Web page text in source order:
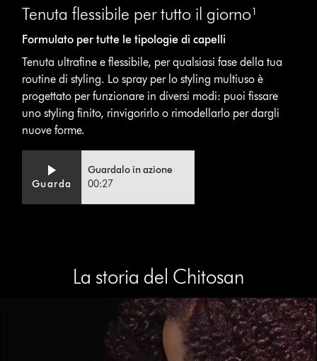
Tenuta flessibile per tutto il giorno¹
Formulato per tutte le tipologie di capelli
Tenuta ultrafine e flessibile, per qualsiasi fase della tua
routine di styling. Lo spray per lo styling multiuso è
progettato per funzionare in diversi modi: puoi fissare
uno styling finito, rinvigorirlo o rimodellarlo per dargli
nuove forme.
Transcript
trascrizione
video
Guarda
Guardalo in azione
00:27
Apri
trascrizione
video
La storia del Chitosan